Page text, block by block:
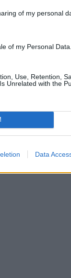
of my personal
of my Personal Data.
Use, Retention,
Unrelated with the
Data